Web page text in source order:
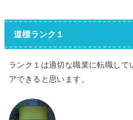
道標ランク１
ランク１は適切な職業に転職して
アできると思います。